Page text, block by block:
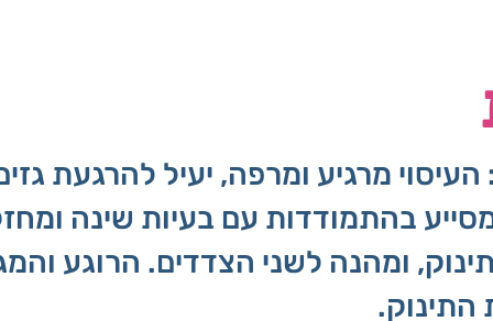
העיסוי מרגיע ומרפה, יעיל להרגעת
בהתמודדות עם בעיות שינה
ומהנה לשני הצדדים. הרוגע